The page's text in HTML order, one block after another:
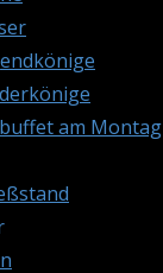
am Montag